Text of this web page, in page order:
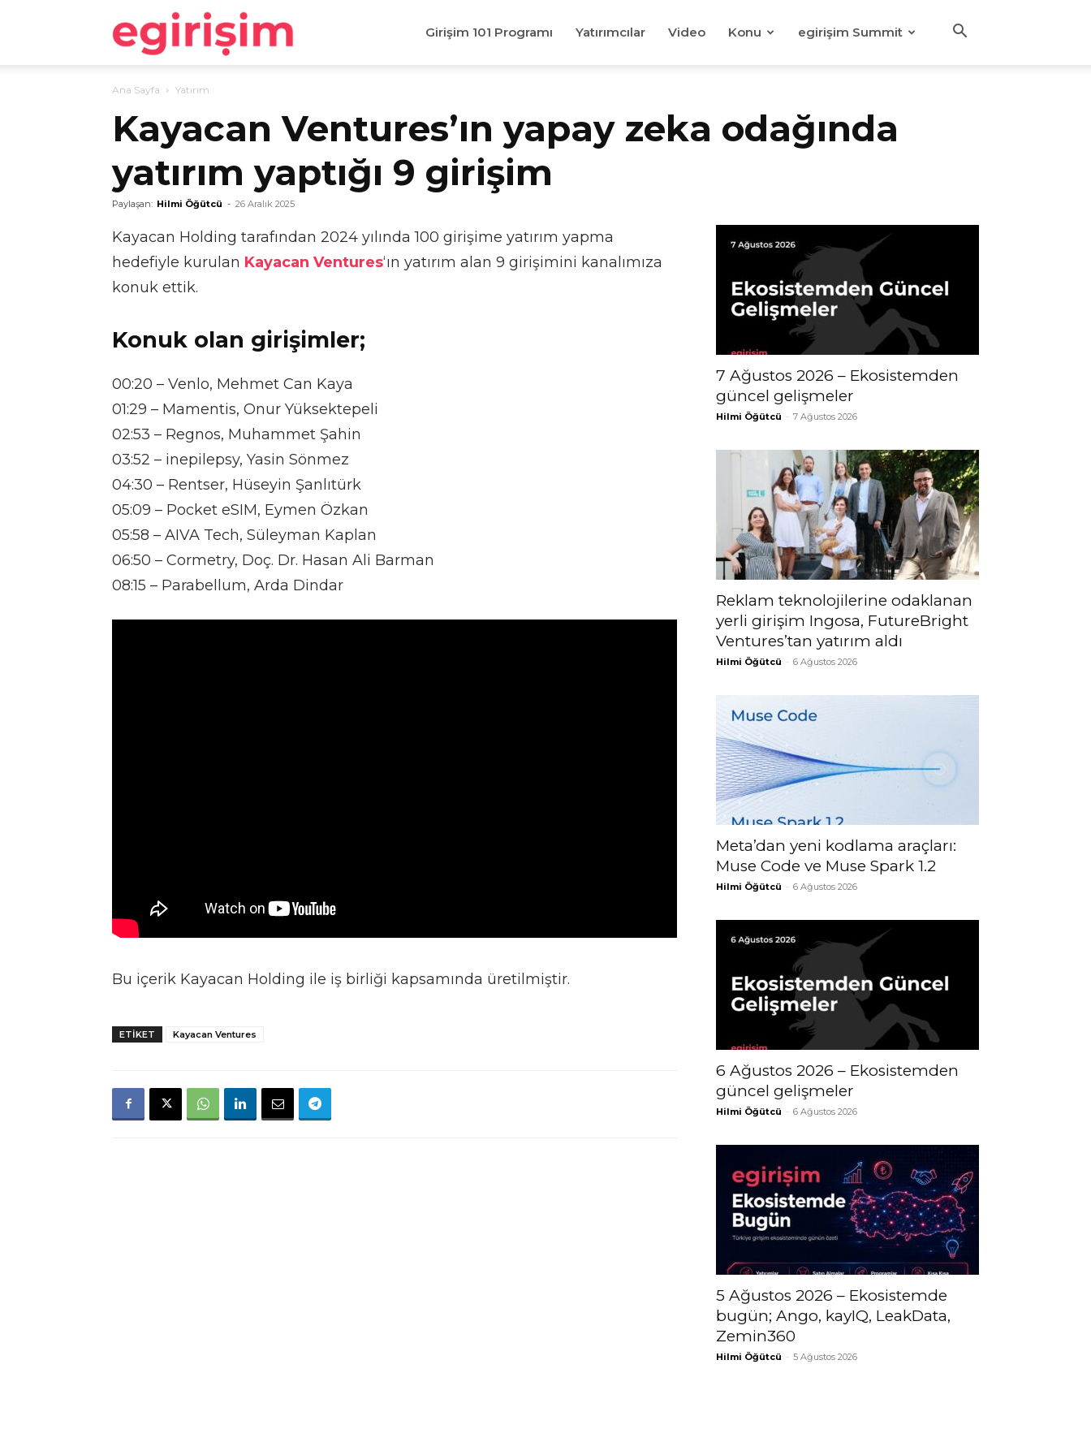
egirişim Girişim 101 Programı Yatırımcılar Video Konu egirişim Summit
Ana Sayfa Yatırım
Kayacan Ventures’ın yapay zeka odağında
yatırım yaptığı 9 girişim
Paylaşan: Hilmi Öğütcü - 26 Aralık 2025
Kayacan Holding tarafından 2024 yılında 100 girişime yatırım yapma
hedefiyle kurulan Kayacan Ventures‘ın yatırım alan 9 girişimini kanalımıza
konuk ettik.
Konuk olan girişimler;
00:20 – Venlo, Mehmet Can Kaya
01:29 – Mamentis, Onur Yüksektepeli
02:53 – Regnos, Muhammet Şahin
03:52 – inepilepsy, Yasin Sönmez
04:30 – Rentser, Hüseyin Şanlıtürk
05:09 – Pocket eSIM, Eymen Özkan
05:58 – AIVA Tech, Süleyman Kaplan
06:50 – Cormetry, Doç. Dr. Hasan Ali Barman
08:15 – Parabellum, Arda Dindar
Bu içerik Kayacan Holding ile iş birliği kapsamında üretilmiştir.
ETIKET Kayacan Ventures
7 Ağustos 2026 – Ekosistemden
güncel gelişmeler
Hilmi Öğütcü - 7 Ağustos 2026
Reklam teknolojilerine odaklanan
yerli girişim Ingosa, FutureBright
Ventures’tan yatırım aldı
Hilmi Öğütcü - 6 Ağustos 2026
Meta’dan yeni kodlama araçları:
Muse Code ve Muse Spark 1.2
Hilmi Öğütcü - 6 Ağustos 2026
6 Ağustos 2026 – Ekosistemden
güncel gelişmeler
Hilmi Öğütcü - 6 Ağustos 2026
5 Ağustos 2026 – Ekosistemde
bugün; Ango, kayIQ, LeakData,
Zemin360
Hilmi Öğütcü - 5 Ağustos 2026